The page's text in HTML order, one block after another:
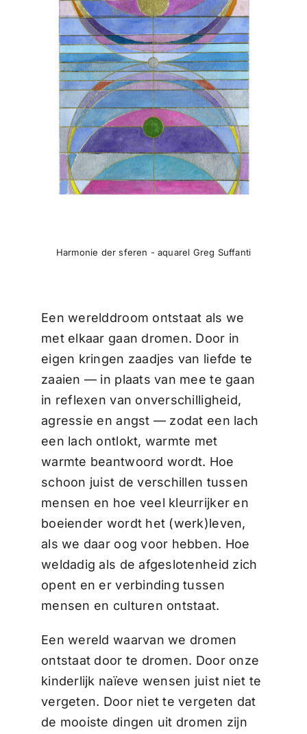
Harmonie der sferen - aquarel Greg Suffanti
Een werelddroom ontstaat als we
met elkaar gaan dromen. Door in
eigen kringen zaadjes van liefde te
zaaien — in plaats van mee te gaan
in reflexen van onverschilligheid,
agressie en angst — zodat een lach
een lach ontlokt, warmte met
warmte beantwoord wordt. Hoe
schoon juist de verschillen tussen
mensen en hoe veel kleurrijker en
boeiender wordt het (werk)leven,
als we daar oog voor hebben. Hoe
weldadig als de afgeslotenheid zich
opent en er verbinding tussen
mensen en culturen ontstaat.
Een wereld waarvan we dromen
ontstaat door te dromen. Door onze
kinderlijk naïeve wensen juist niet te
vergeten. Door niet te vergeten dat
de mooiste dingen uit dromen zijn